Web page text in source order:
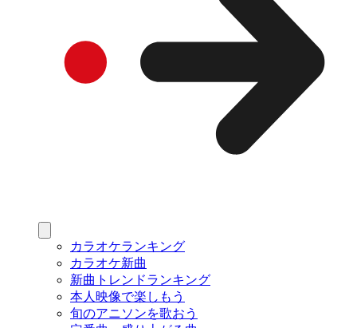
カラオケランキング
カラオケ新曲
新曲トレンドランキング
本人映像で楽しもう
旬のアニソンを歌おう